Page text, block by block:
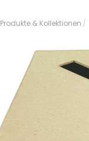
Produkte & Kollektionen